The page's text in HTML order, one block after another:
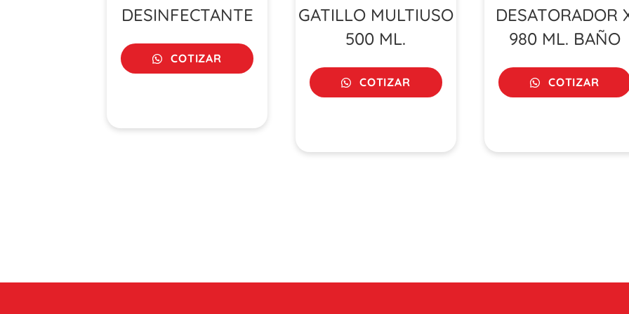
DESINFECTANTE
COTIZAR
GATILLO MULTIUSO
500 ML.
COTIZAR
DESATORADOR
980 ML. BAÑO
COTIZAR